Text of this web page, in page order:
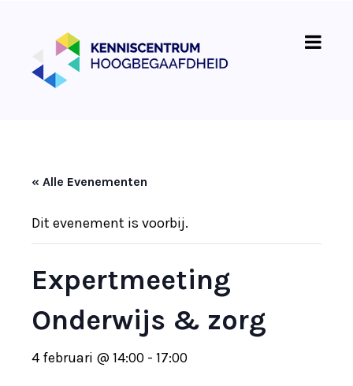
« Alle Evenementen
Dit evenement is voorbij.
Expertmeeting
Onderwijs & zorg
4 februari @ 14:00 - 17:00